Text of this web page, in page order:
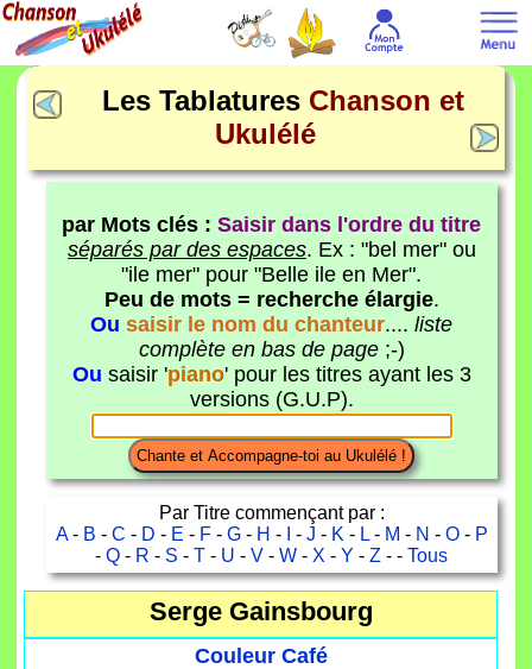
Les Tablatures Chanson et
Ukulélé
par Mots clés :Saisir dans l'ordre du titre
séparés par des espaces. Ex : "bel mer" ou
"ile mer" pour "Belle ile en Mer".
Peu de mots = recherche élargie.
Ou saisir le nom du chanteur....liste
complète en bas de page;-)
Ou saisir 'piano' pour les titres ayant les 3
versions (G.U.P).
Par Titre commençant par :
A- B - C - D - E - F- G- H - - J - K - L- M - N - O- P
-Q - R - S -T - U -V -W - X -Y -Z - -Tous
Serge Gainsbourg
Couleur Café